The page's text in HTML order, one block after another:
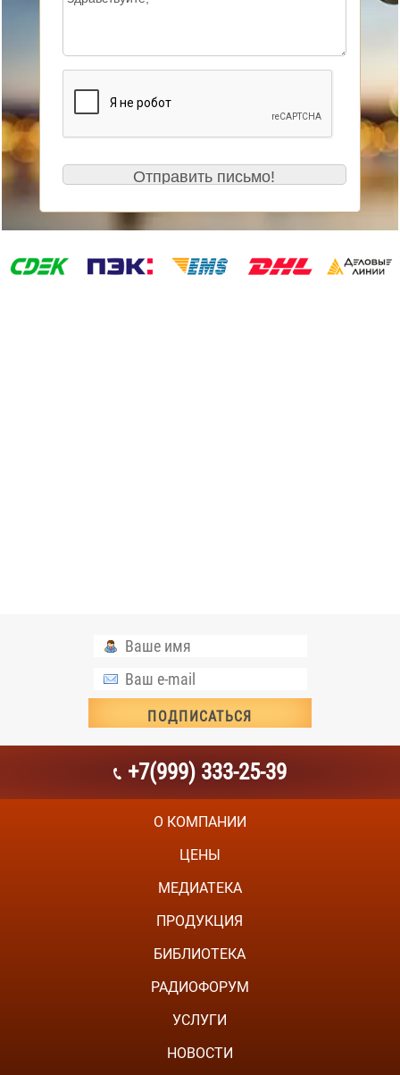
+7(999) 333-25-39
О КОМПАНИИ
ЦЕНЫ
МЕДИАТЕКА
ПРОДУКЦИЯ
БИБЛИОТЕКА
РАДИОФОРУМ
УСЛУГИ
НОВОСТИ